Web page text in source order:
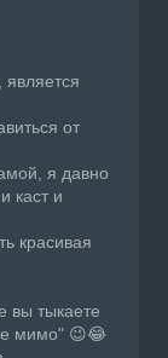
от
я давно
каст и
красивая
вы тыкаете
мимо" 😉😂